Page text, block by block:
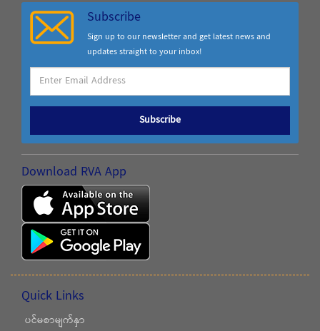
Subscribe
Sign up to our newsletter and get latest news and
updates straight to your inbox!
Subscribe
Download RVA App
Quick Links
ပင်မစာမျက်နှာ